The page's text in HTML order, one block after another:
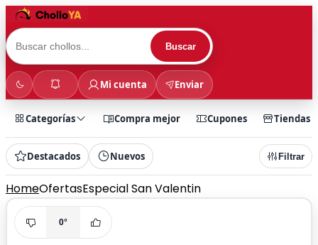
Buscar
Mi cuenta Enviar
Categorías Compra mejor Cupones Tiendas
Destacados Nuevos Filtrar
HomeOfertasEspecial San Valentin
0°